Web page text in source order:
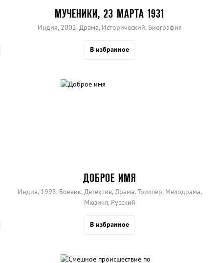
МУЧЕНИКИ, 23 МАРТА 1931
Индия, 2002, Драма, Исторический, Биография
В избранное
ДОБРОЕ ИМЯ
Индия, 1998, Боевик, Детектив, Драма, Триллер, Мелодрама,
Мюзикл, Русский
В избранное